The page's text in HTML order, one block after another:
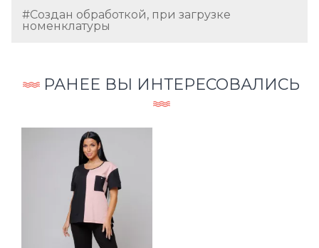
#Создан обработкой, при загрузке
номенклатуры
РАНЕЕ ВЫ ИНТЕРЕСОВАЛИСЬ